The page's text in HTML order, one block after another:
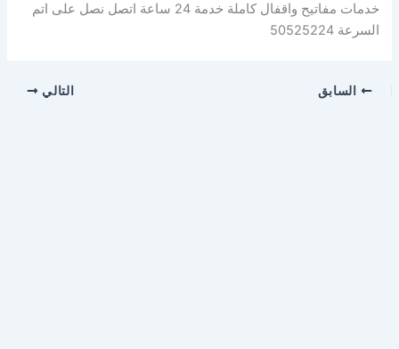
خدمات مفاتيح واقفال كاملة خدمة 24 ساعة اتصل نصل على اتم
السرعة 50525224
السابق التالي